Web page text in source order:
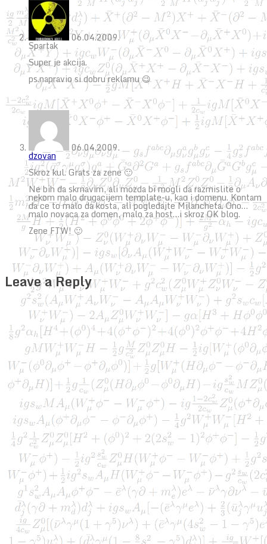
06.04.2009.
Spartak
Super je akcija.
ps.napravio si dobru reklamu 😉
06.04.2009.
dzovan
Skroz kul. Grats za zene 🙂
Ne bih da skrnavim, ali mozda bi mogli da razmislite o
nekom malo drugacijem template-u, kao i domenu. Kontam
da ce to malo da kosta, ali pogledajte Milancheta. Ono…
malo novaca za domen, malo za host…i skroz OK blog.
Zene FTW! 🙂
Leave a Reply